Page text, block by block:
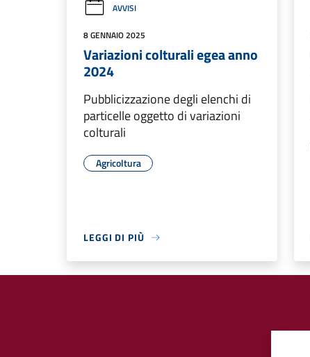
AVVISI
8 GENNAIO 2025
Variazioni colturali egea anno
2024
Pubblicizzazione degli elenchi di
particelle oggetto di variazioni
colturali
Agricoltura
LEGGI DI PIÙ